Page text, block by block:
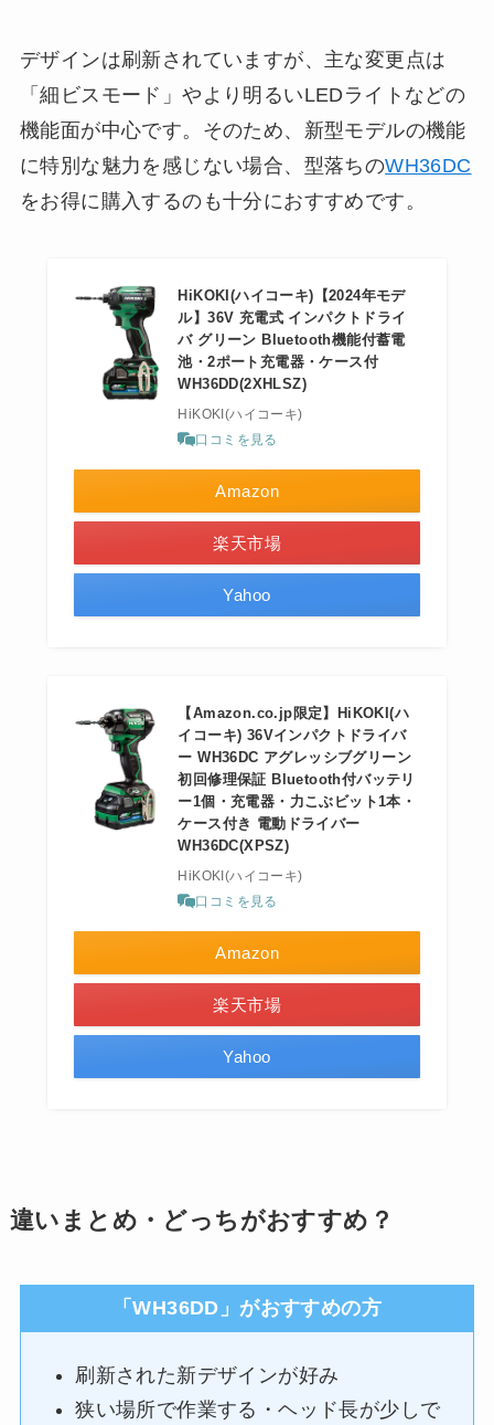
デザインは刷新されていますが、主な変更点は
「細ビスモード」やより明るいLEDライトなどの
機能面が中心です。そのため、新型モデルの機能
に特別な魅力を感じない場合、型落ちのWH36DC
をお得に購入するのも十分におすすめです。
HiKOKI(ハイコーキ)【2024年モデ
ル】36V 充電式 インパクトドライ
バ グリーン Bluetooth機能付蓄電
池・2ポート充電器・ケース付
WH36DD(2XHLSZ)
HiKOKI(ハイコーキ)
口コミを見る
Amazon
楽天市場
Yahoo
【Amazon.co.jp限定】HiKOKI(ハ
イコーキ) 36Vインパクトドライバ
ー WH36DC アグレッシブグリーン
初回修理保証 Bluetooth付バッテリ
ー1個・充電器・力こぶビット1本・
ケース付き 電動ドライバー
WH36DC(XPSZ)
HiKOKI(ハイコーキ)
口コミを見る
Amazon
楽天市場
Yahoo
違いまとめ・どっちがおすすめ？
「WH36DD」がおすすめの方
刷新された新デザインが好み
狭い場所で作業する・ヘッド長が少しで